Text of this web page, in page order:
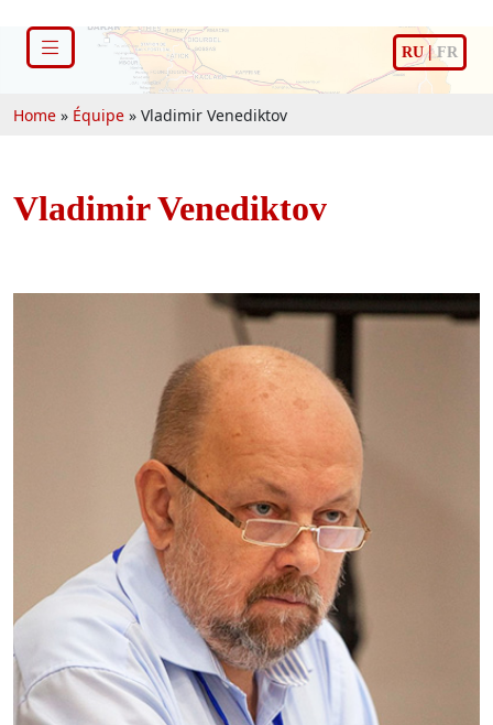
RU | FR
Home » Équipe » Vladimir Venediktov
Vladimir Venediktov